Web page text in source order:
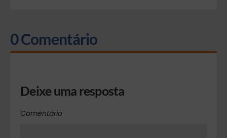
0 Comentário
Deixe uma resposta
Comentário